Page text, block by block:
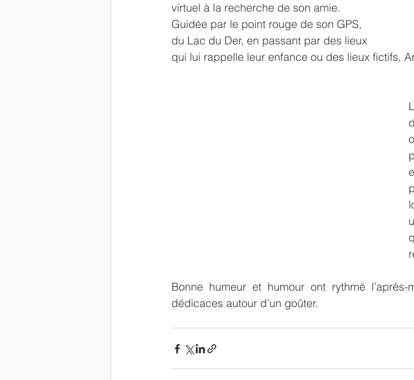
virtuel à la recherche de son amie.
Guidée par le point rouge de son GPS,
du Lac du Der, en passant par des lieux
qui lui rappelle leur enfance ou des lieux fictifs,
Bonne humeur et humour ont rythmé
dédicaces autour d’un goûter.